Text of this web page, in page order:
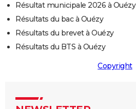
Résultat municipale 2026 à Ouézy
Résultats du bac à Ouézy
Résultats du brevet à Ouézy
Résultats du BTS à Ouézy
Copyright